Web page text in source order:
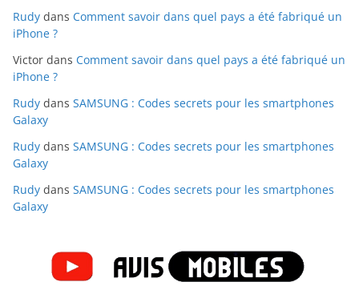
Rudy dans Comment savoir dans quel pays a été fabriqué un
iPhone ?
Victor dans Comment savoir dans quel pays a été fabriqué un
iPhone ?
Rudy dans SAMSUNG : Codes secrets pour les smartphones
Galaxy
Rudy dans SAMSUNG : Codes secrets pour les smartphones
Galaxy
Rudy dans SAMSUNG : Codes secrets pour les smartphones
Galaxy